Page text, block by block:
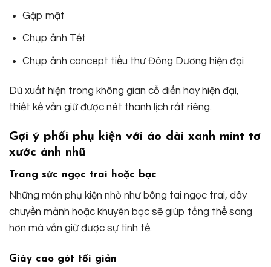
Gặp mặt
Chụp ảnh Tết
Chụp ảnh concept tiểu thư Đông Dương hiện đại
Dù xuất hiện trong không gian cổ điển hay hiện đại,
thiết kế vẫn giữ được nét thanh lịch rất riêng.
Gợi ý phối phụ kiện với áo dài xanh mint tơ
xước ánh nhũ
Trang sức ngọc trai hoặc bạc
Những món phụ kiện nhỏ như bông tai ngọc trai, dây
chuyền mảnh hoặc khuyên bạc sẽ giúp tổng thể sang
hơn mà vẫn giữ được sự tinh tế.
Giày cao gót tối giản